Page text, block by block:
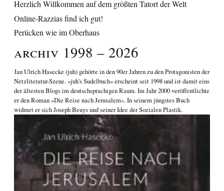
Herzlich Willkommen auf dem größten Tatort der Welt
Online-Razzias find ich gut!
Perücken wie im Oberhaus
Archiv 1998 – 2026
Jan Ulrich Hasecke (juh) gehörte in den 90er Jahren zu den Protagonisten der
Netzliteratur-Szene. »juh's Sudelbuch« erscheint seit 1998 und ist damit eins
der ältesten Blogs im deutschsprachigen Raum. Im Jahr 2000 veröffentlichte
er den Roman»Die Reise nach Jerusalem«. In seinem jüngstes Buch
widmet er sichJoseph Beuys und seiner Idee der Sozialen Plastik.